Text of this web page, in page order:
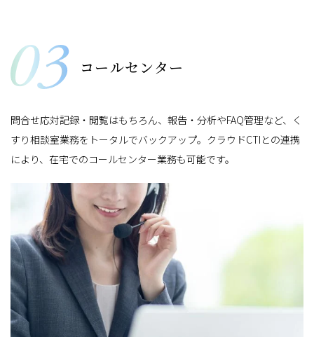
コールセンター
問合せ応対記録・閲覧はもちろん、報告・分析やFAQ管理など、く
すり相談室業務をトータルでバックアップ。クラウドCTIとの連携
により、在宅でのコールセンター業務も可能です。